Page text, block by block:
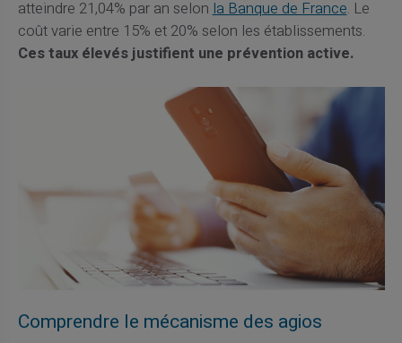
atteindre 21,04% par an selonla Banque de France. Le
coût varie entre 15% et 20% selon les établissements.
Ces taux élevés justifient une prévention active.
Comprendre le mécanisme des agios